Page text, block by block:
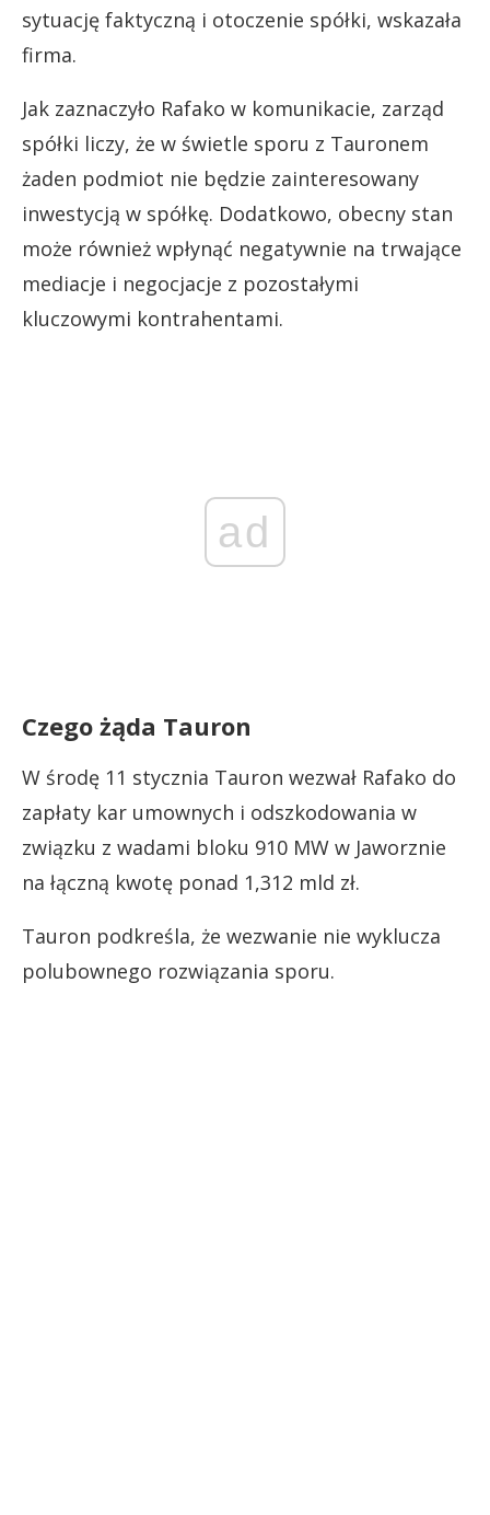
sytuację faktyczną i otoczenie spółki, wskazała
firma.
Jak zaznaczyło Rafako w komunikacie, zarząd
spółki liczy, że w świetle sporu z Tauronem
żaden podmiot nie będzie zainteresowany
inwestycją w spółkę. Dodatkowo, obecny stan
może również wpłynąć negatywnie na trwające
mediacje i negocjacje z pozostałymi
kluczowymi kontrahentami.
ad
Czego żąda Tauron
W środę 11 stycznia Tauron wezwał Rafako do
zapłaty kar umownych i odszkodowania w
związku z wadami bloku 910 MW w Jaworznie
na łączną kwotę ponad 1,312 mld zł.
Tauron podkreśla, że wezwanie nie wyklucza
polubownego rozwiązania sporu.